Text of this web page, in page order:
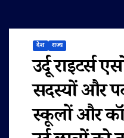
देश राज्य
उर्दू राइटर्स
सदस्यों और
स्कूलों और